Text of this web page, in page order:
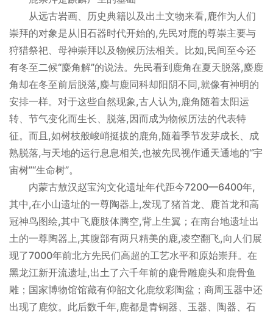
从远古岩画、历史典籍以及出土文物来看,鹿作为人们
崇拜的对象是从旧石器时代开始的,先民对鹿的尊崇主要与
狩猎祭祀、母神崇拜以及物候历法相关。比如,民间至今还
有冬至二候“麋角解”的说法。先民看到鹿角在夏天脱落,麋鹿
角却在冬至前后脱落,麋与鹿同科却阳阴不同,就像有神明的
安排一样。对于这些自然现象,古人认为,鹿角随着太阳运
转、节气变化而生长、脱落,因而成为物候历法的代表特
征。而且,如树枝般峻峭挺拔的鹿角,随着季节发芽成长、成
熟脱落,与天地的运行息息相关,也被先民视作通天通地的“宇
宙树”“生命树”。
内蒙古敖汉赵宝沟文化遗址年代距今7200—6400年,
其中,在小山遗址的一尊陶器上,发现了猪首龙、鹿首龙和高
冠神鸟图绘,其中飞鹿肢体腾空,背上生翼；在南台地遗址出
土的一尊陶器上,其腹部有两只精美的鹿,凌空翻飞,向人们展
现了7000年前北方先民们高超的工艺水平和原始崇拜。在
黑龙江新开流遗址,出土了六千年前的鹿骨雕鹿头和鹿骨鱼
雕；国家博物馆馆藏有仰韶文化鹿纹彩陶盆；商周玉器中还
出现了鹿纹。此后数千年,鹿都是青铜器、玉器、陶器、石